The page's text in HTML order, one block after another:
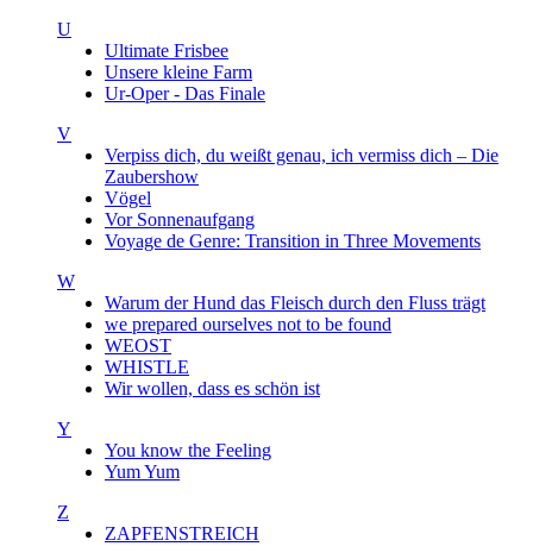
U
Ultimate Frisbee
Unsere kleine Farm
Ur-Oper - Das Finale
V
Verpiss dich, du weißt genau, ich vermiss dich – Die
Zaubershow
Vögel
Vor Sonnenaufgang
Voyage de Genre: Transition in Three Movements
W
Warum der Hund das Fleisch durch den Fluss trägt
we prepared ourselves not to be found
WEOST
WHISTLE
Wir wollen, dass es schön ist
Y
You know the Feeling
Yum Yum
Z
ZAPFENSTREICH